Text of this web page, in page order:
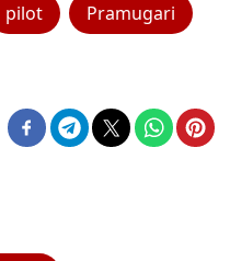
pilot Pramugari